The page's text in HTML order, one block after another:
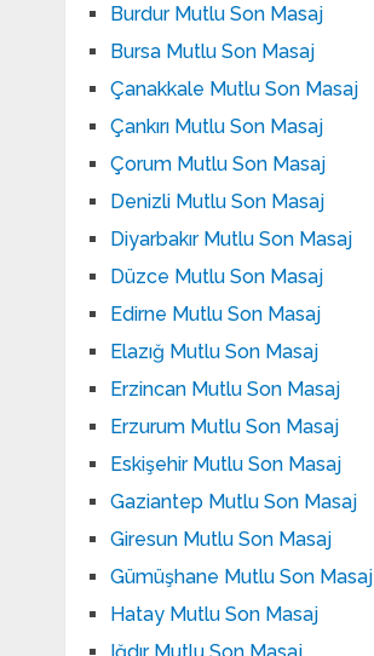
Burdur Mutlu Son Masaj
Bursa Mutlu Son Masaj
Çanakkale Mutlu Son Masaj
Çankırı Mutlu Son Masaj
Çorum Mutlu Son Masaj
Denizli Mutlu Son Masaj
Diyarbakır Mutlu Son Masaj
Düzce Mutlu Son Masaj
Edirne Mutlu Son Masaj
Elazığ Mutlu Son Masaj
Erzincan Mutlu Son Masaj
Erzurum Mutlu Son Masaj
Eskişehir Mutlu Son Masaj
Gaziantep Mutlu Son Masaj
Giresun Mutlu Son Masaj
Gümüşhane Mutlu Son Masaj
Hatay Mutlu Son Masaj